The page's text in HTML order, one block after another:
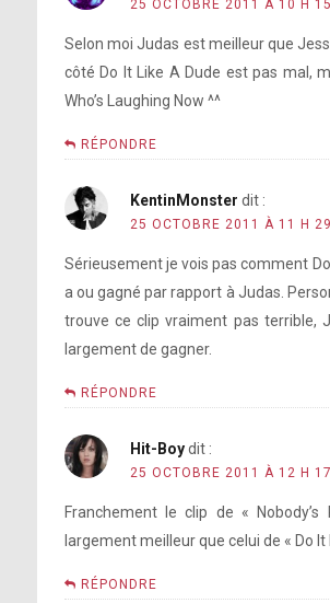
25 OCTOBRE 2011 À 10 H
Selon moi Judas est meilleur que
côté Do It Like A Dude est pas mal,
Who’s Laughing Now ^^
RÉPONDRE
KentinMonster dit :
25 OCTOBRE 2011 À 11 H
Sérieusement je vois pas comment
a ou gagné par rapport à Judas.
trouve ce clip vraiment pas terrible,
largement de gagner.
RÉPONDRE
Hit-Boy dit :
25 OCTOBRE 2011 À 12 H
Franchement le clip de «
largement meilleur que celui de « Do It
RÉPONDRE